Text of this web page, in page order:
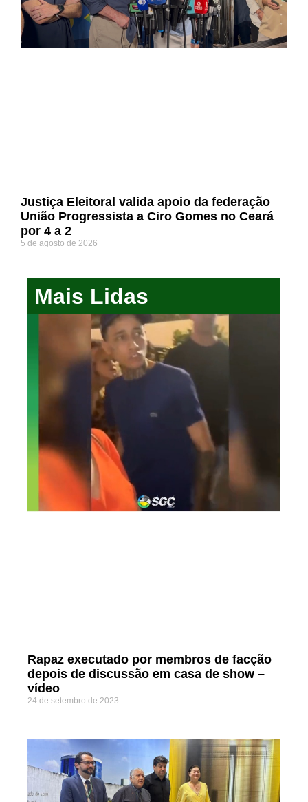
Justiça Eleitoral valida apoio da federação
União Progressista a Ciro Gomes no Ceará
por 4 a 2
5 de agosto de 2026
Mais Lidas
Rapaz executado por membros de facção
depois de discussão em casa de show –
vídeo
24 de setembro de 2023